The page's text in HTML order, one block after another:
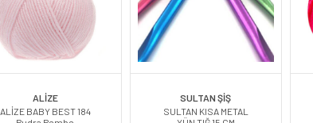
ALİZE
ALİZE BABY BEST 184
SULTAN ŞİŞ
SULTAN KISA METAL